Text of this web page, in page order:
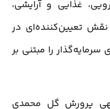
غذایی و آرایشی،
تعیین‌کننده‌ای در
را مبتنی بر
پرورش گل محمدی